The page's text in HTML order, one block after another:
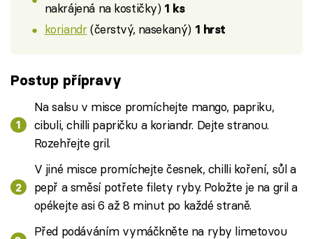
nakrájená na kostičky) 1 ks
koriandr(čerstvý, nasekaný) 1 hrst
Postup přípravy
Na salsu v misce promíchejte mango, papriku,
cibuli, chilli papričku a koriandr. Dejte stranou.
Rozehřejte gril.
V jiné misce promíchejte česnek, chilli koření, sůl a
pepř a směsí potřete filety ryby. Položte je na gril a
opékejte asi 6 až 8 minut po každé straně.
Před podáváním vymáčkněte na ryby limetovou